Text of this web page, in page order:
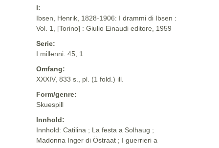
I:
Ibsen, Henrik, 1828-1906: I drammi di Ibsen :
Vol. 1, [Torino] : Giulio Einaudi editore, 1959
Serie:
I millenni. 45, 1
Omfang:
XXXIV, 833 s., pl. (1 fold.) ill.
Form/genre:
Skuespill
Innhold:
Innhold: Catilina ; La festa a Solhaug ;
Madonna Inger di Östraat ; I guerrieri a